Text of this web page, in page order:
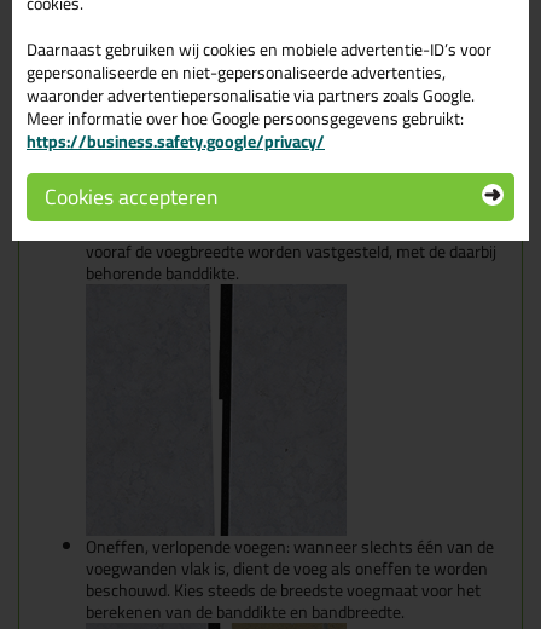
Vlak, verlopende voegen: voor verlopende voegen moet
vooraf de voegbreedte worden vastgesteld, met de daarbij
behorende banddikte.
Oneffen, verlopende voegen: wanneer slechts één van de
voegwanden vlak is, dient de voeg als oneffen te worden
beschouwd. Kies steeds de breedste voegmaat voor het
berekenen van de banddikte en bandbreedte.
Daarnaast gebruiken wij cookies en mobiele advertentie-ID’s voor
gepersonaliseerde en niet-gepersonaliseerde advertenties,
waaronder advertentiepersonalisatie via partners zoals Google.
Meer informatie over hoe Google persoonsgegevens gebruikt:
https://business.safety.google/privacy/
Cookies accepteren